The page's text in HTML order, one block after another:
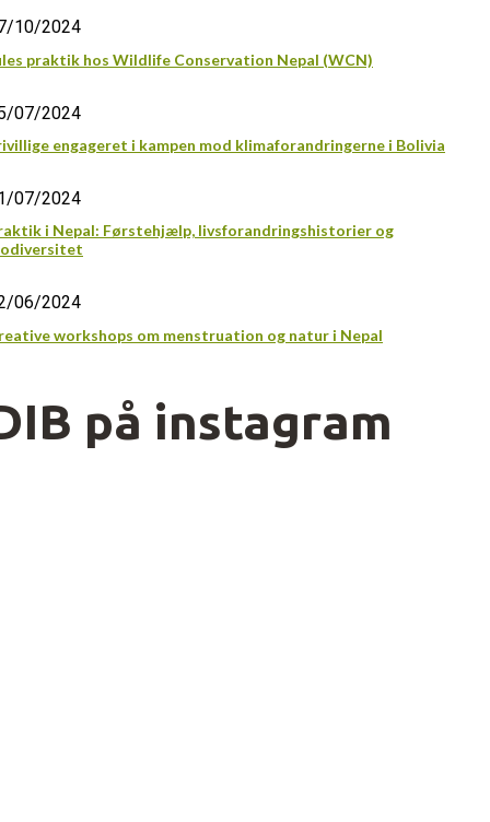
10/2024
praktik hos Wildlife Conservation Nepal (WCN)
07/2024
engageret i kampen mod klimaforandringerne i Bolivia
07/2024
i Nepal: Førstehjælp, livsforandringshistorier og
06/2024
workshops om menstruation og natur i Nepal
på instagram